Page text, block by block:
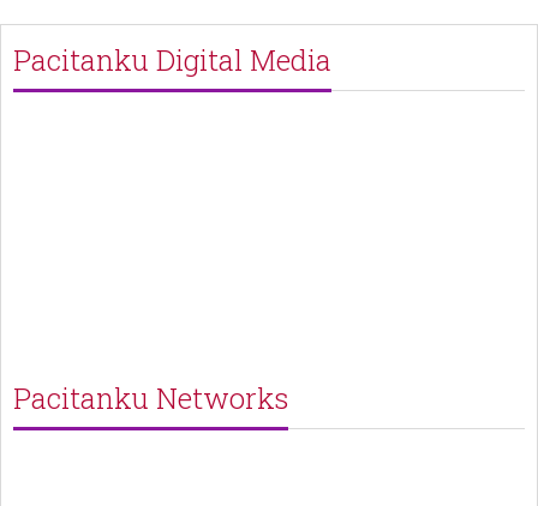
Pacitanku Digital Media
Pacitanku Networks